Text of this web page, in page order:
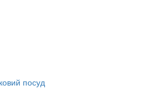
посуд